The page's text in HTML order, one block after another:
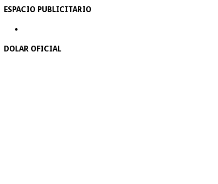
ESPACIO PUBLICITARIO
DOLAR OFICIAL